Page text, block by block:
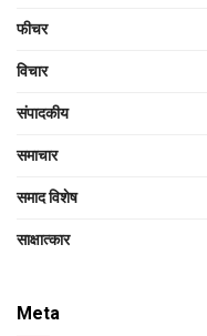
फीचर
विचार
संपादकीय
समाचार
समाद विशेष
साक्षात्‍कार
Meta